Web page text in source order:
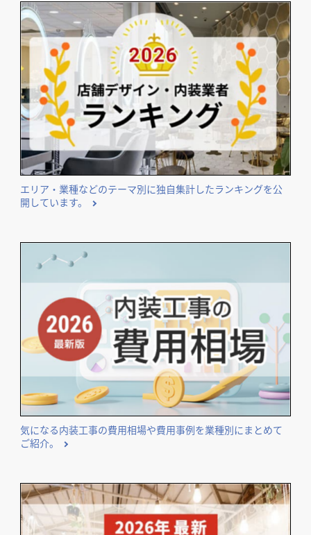
エリア・業種などのテーマ別に独自集計したランキングを公
開しています。
気になる内装工事の費用相場や費用事例を業種別にまとめて
ご紹介。